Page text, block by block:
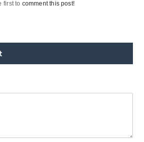
first to comment this post!